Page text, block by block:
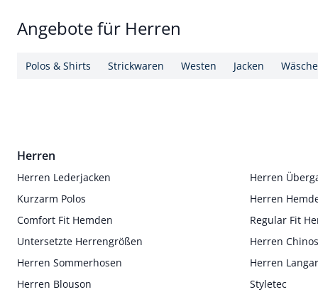
Angebote für Herren
Polos & Shirts Strickwaren Westen Jacken Wäsche
Herren
Herren Lederjacken
Herren
Kurzarm Polos
Herren
Comfort Fit Hemden
Regular Fit
Untersetzte Herrengrößen
Herren Chinos
Herren Sommerhosen
Herren
Herren Blouson
Styletec